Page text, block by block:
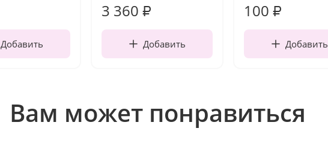
Добавить
3 360 ₽
Добавить
100 ₽
Добавить
Вам может понравиться